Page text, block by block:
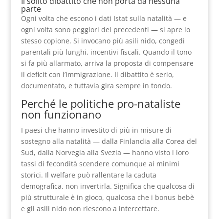
parte
Ogni volta che escono i dati Istat sulla natalità — e
ogni volta sono peggiori dei precedenti — si apre lo
stesso copione. Si invocano più asili nido, congedi
parentali più lunghi, incentivi fiscali. Quando il tono
si fa più allarmato, arriva la proposta di compensare
il deficit con l’immigrazione. Il dibattito è serio,
documentato, e tuttavia gira sempre in tondo.
Perché le politiche pro-nataliste
non funzionano
I paesi che hanno investito di più in misure di
sostegno alla natalità — dalla Finlandia alla Corea del
Sud, dalla Norvegia alla Svezia — hanno visto i loro
tassi di fecondità scendere comunque ai minimi
storici. Il welfare può rallentare la caduta
demografica, non invertirla. Significa che qualcosa di
più strutturale è in gioco, qualcosa che i bonus bebè
e gli asili nido non riescono a intercettare.